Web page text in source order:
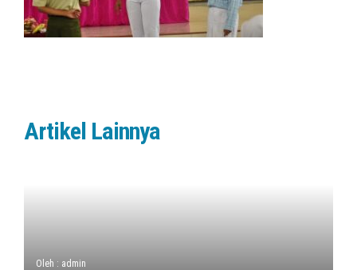
Artikel Lainnya
Oleh : admin